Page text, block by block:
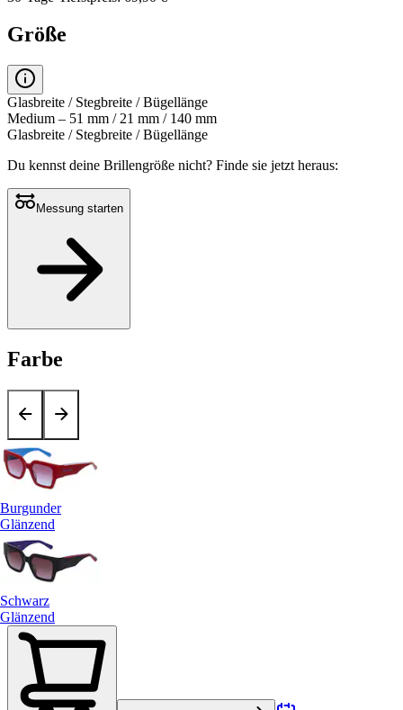
Größe
Glasbreite / Stegbreite / Bügellänge
Medium – 51 mm / 21 mm / 140 mm
Glasbreite / Stegbreite / Bügellänge
Du kennst deine Brillengröße nicht? Finde sie jetzt heraus:
Messung starten
Farbe
Burgunder
Glänzend
Schwarz
Glänzend